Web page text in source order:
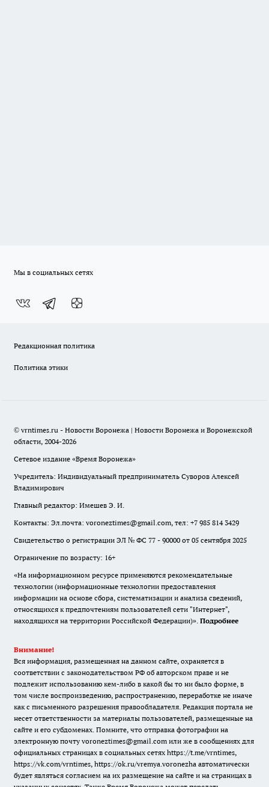
Мы в социальных сетях
Редакционная политика
Политика этики
© vrntimes.ru - Новости Воронежа | Новости Воронежа и Воронежской
области, 2004-2026
Сетевое издание «Время Воронежа»
Учредитель: Индивидуальный предприниматель Суворов Алексей
Владимирович
Главный редактор: Имешев Э. И.
Контакты: Эл.почта: voroneztimes@gmail.com, тел: +7 985 814 3429
Свидетельство о регистрации ЭЛ № ФС 77 - 90000 от 05 сентября 2025
Ограничение по возрасту: 16+
«На информационном ресурсе применяются рекомендательные
технологии (информационные технологии предоставления
информации на основе сбора, систематизации и анализа сведений,
относящихся к предпочтениям пользователей сети "Интернет",
находящихся на территории Российской Федерации)». Подробнее
Внимание!
Вся информация, размещенная на данном сайте, охраняется в
соответствии с законодательством РФ об авторском праве и не
подлежит использованию кем-либо в какой бы то ни было форме, в
том числе воспроизведению, распространению, переработке не иначе
как с письменного разрешения правообладателя. Редакция портала не
несет ответственности за материалы пользователей, размещенные на
сайте и его субдоменах. Помните, что отправка фотографии на
электронную почту voroneztimes@gmail.com или же в сообщениях для
официальных страницах в социальных сетях https://t.me/vrntimes,
https://vk.com/vrntimes, https://ok.ru/vremya.voronezha автоматически
будет являться согласием на их размещение на сайте и на страницах в